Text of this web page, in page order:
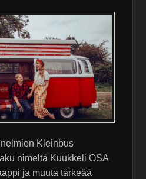
Kleinbus
nimeltä Kuukkeli OSA
ja muuta tärkeää